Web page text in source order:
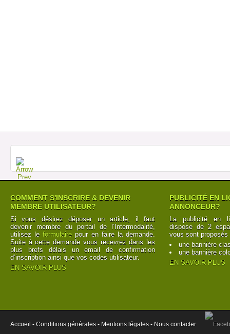
COMMENT S'INSCRIRE & DEVENIR
MEMBRE UTILISATEUR?
Si vous désirez déposer un article, il faut
devenir membre du portail de l’Intermodalité,
utilisez leformulaire pour en faire la demande.
Suite à cette demande vous recevrez dans les
plus brefs délais un email de confirmation
d’inscription ainsi que vos codes utilisateur.
EN SAVOIR PLUS
PUBLICITÉ EN
ANNONCEUR?
La publicité en
dispose de 2
vous sont proposés
une bannière
une bannière
EN SAVOIR PLUS
Accueil - Conditions générales - Mentions légales - Nous contacter